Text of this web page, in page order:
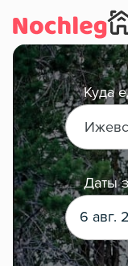
Куда
Даты
6 авг.